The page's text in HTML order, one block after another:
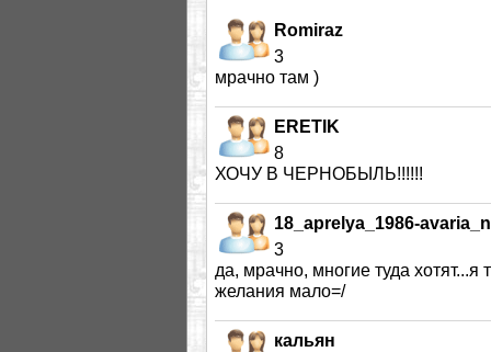
Romiraz
3
мрачно там )
ERETIK
8
ХОЧУ В ЧЕРНОБЫЛЬ!!!!!!
18_aprelya_1986-
3
да, мрачно, многие туда хотят...я
желания мало=/
кальян